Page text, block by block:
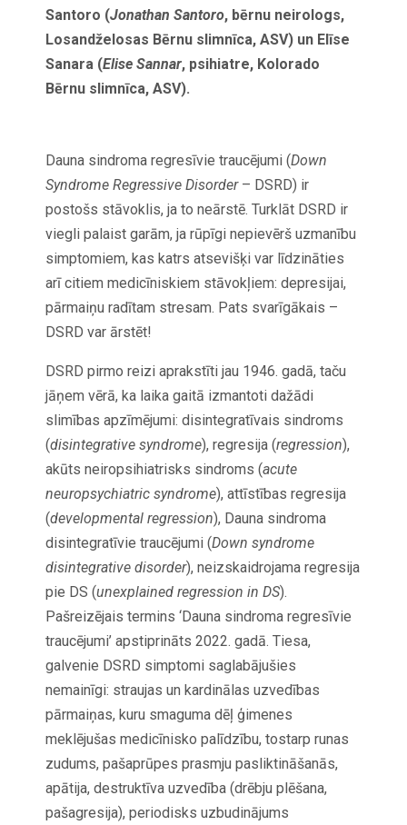
Santoro (Jonathan Santoro, bērnu neirologs,
Losandželosas Bērnu slimnīca, ASV) un Elīse
Sanara (Elise Sannar, psihiatre, Kolorado
Bērnu slimnīca, ASV).
Dauna sindroma regresīvie traucējumi (Down
Syndrome Regressive Disorder– DSRD) ir
postošs stāvoklis, ja to neārstē. Turklāt DSRD ir
viegli palaist garām, ja rūpīgi nepievērš uzmanību
simptomiem, kas katrs atsevišķi var līdzināties
arī citiem medicīniskiem stāvokļiem: depresijai,
pārmaiņu radītam stresam. Pats svarīgākais –
DSRD var ārstēt!
DSRD pirmo reizi aprakstīti jau 1946. gadā, taču
jāņem vērā, ka laika gaitā izmantoti dažādi
slimības apzīmējumi: disintegratīvais sindroms
(disintegrative syndrome), regresija (regression),
akūts neiropsihiatrisks sindroms (acute
neuropsychiatric syndrome), attīstības regresija
(developmental regression), Dauna sindroma
disintegratīvie traucējumi (Down syndrome
disintegrative disorder), neizskaidrojama regresija
pie DS (unexplained regression in DS).
Pašreizējais termins ‘Dauna sindroma regresīvie
traucējumi’ apstiprināts 2022. gadā. Tiesa,
galvenie DSRD simptomi saglabājušies
nemainīgi: straujas un kardinālas uzvedības
pārmaiņas, kuru smaguma dēļ ģimenes
meklējušas medicīnisko palīdzību, tostarp runas
zudums, pašaprūpes prasmju pasliktināšanās,
apātija, destruktīva uzvedība (drēbju plēšana,
pašagresija), periodisks uzbudinājums